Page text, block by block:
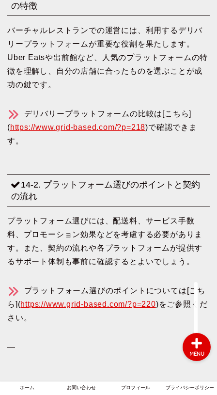
の特徴
バーチャルレストランでの運営には、利用するデリバ
リープラットフォームが重要な役割を果たします。
Uber Eatsや出前館など、人気のプラットフォームの特
徴を理解し、自分の店舗に合ったものを選ぶことが成
功の鍵です。
デリバリープラットフォームの比較は[こちら]
(https://www.grid-based.com/?p=218)で確認できま
す。
14-2. プラットフォーム選びのポイントと契約
の流れ
プラットフォーム選びには、配送料、サービス手数
料、プロモーション効果などを考慮する必要がありま
す。また、契約の流れや各プラットフォームが提供す
るサポート体制も事前に確認するとよいでしょう。
プラットフォーム選びのポイントについては[こち
ら](https://www.grid-based.com/?p=220)をご参照くだ
さい。
—
ホーム お問い合わせ プロフィール プライバシーポリシー
MENU
ホーム
お問い合わせ
プライバシーポリシー